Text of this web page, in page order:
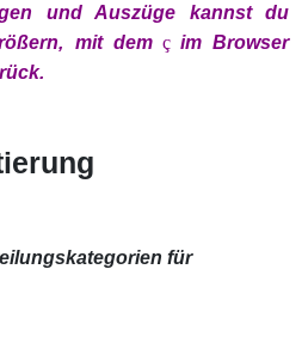
und Auszüge kannst du
mit demx çx imBrowser
für